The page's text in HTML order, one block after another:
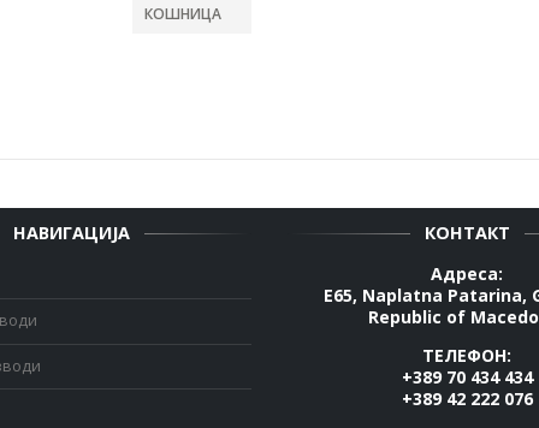
КОШНИЦА
НАВИГАЦИЈА
КОНТАКТ
Адреса:
E65, Naplatna Patarina,
Republic of
ТЕЛЕФОН:
+389 70 434 434
+389 42 222 076